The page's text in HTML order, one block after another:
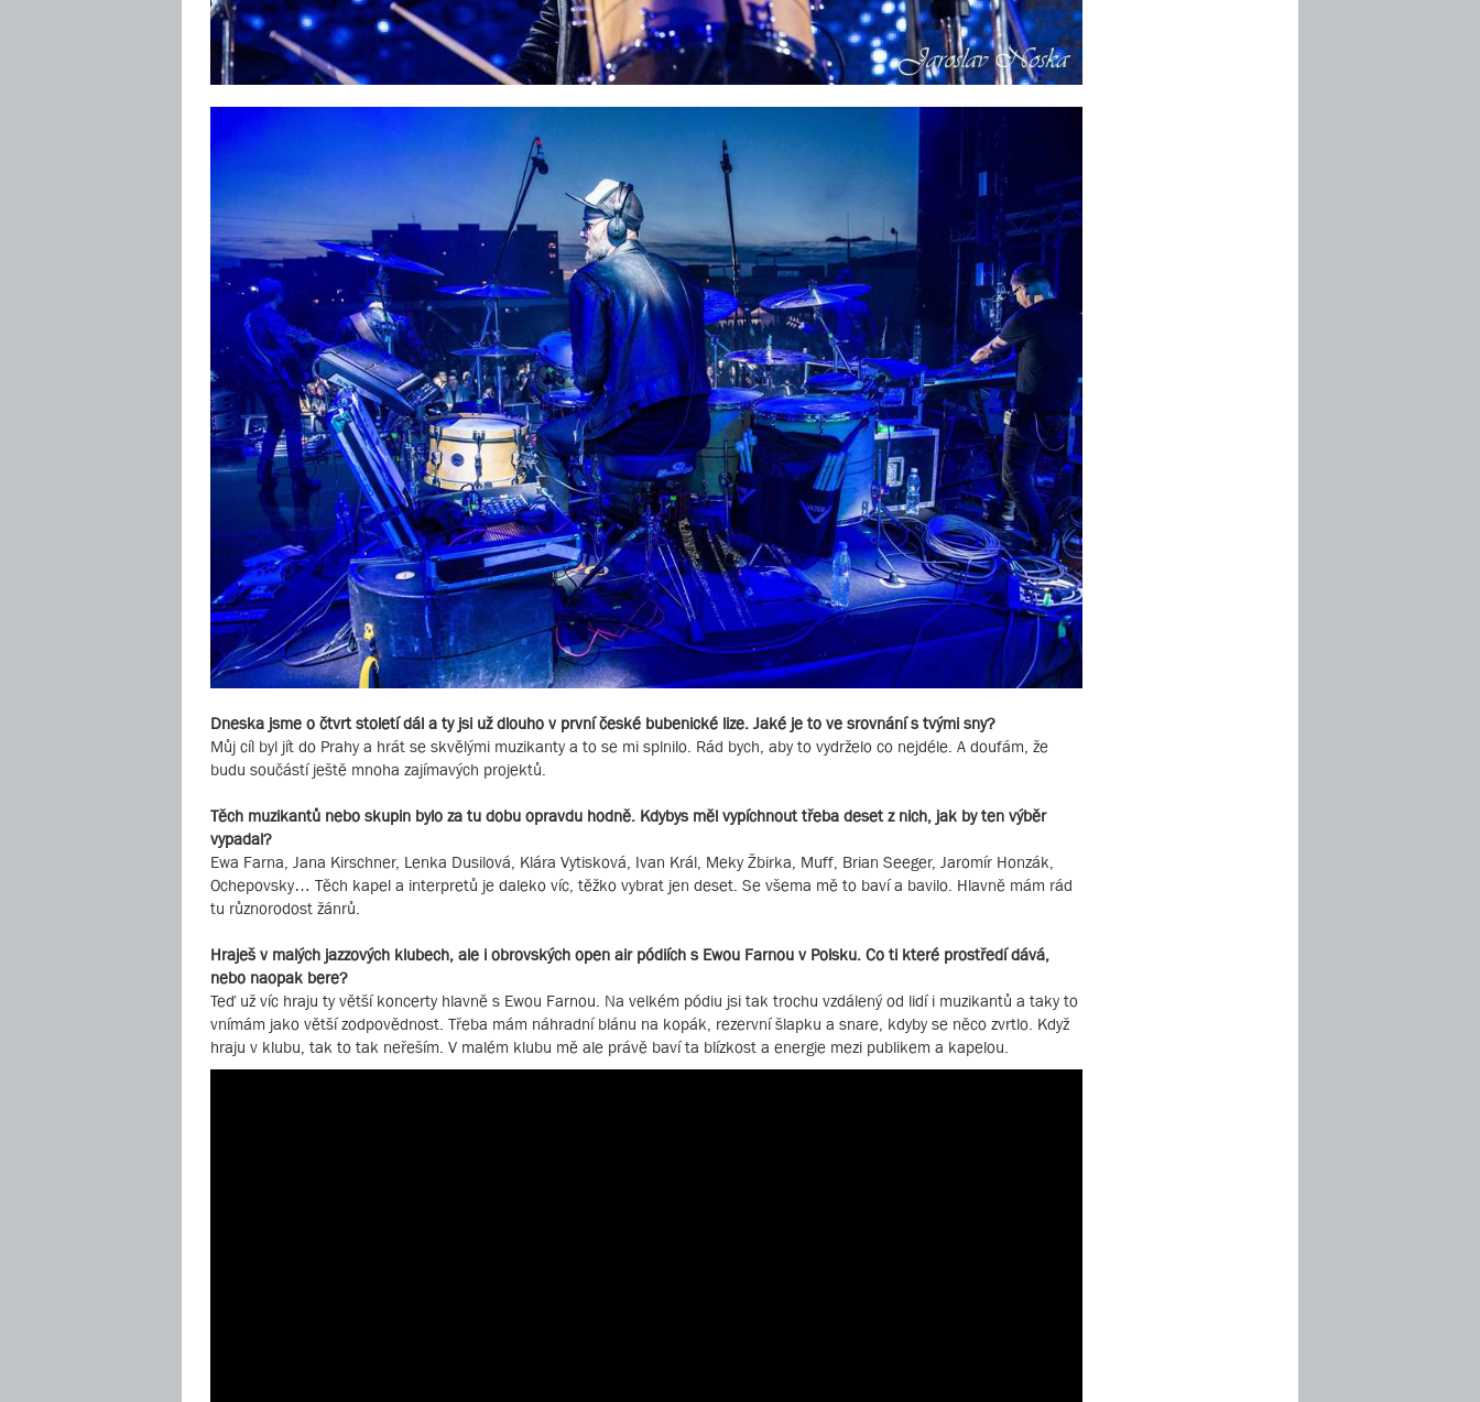
Dneska jsme o čtvrt století dál a ty jsi už dlouho v první české bubenické lize. Jaké je to ve srovnání s tvými sny?
Můj cíl byl jít do Prahy a hrát se skvělými muzikanty a to se mi splnilo. Rád bych, aby to vydrželo co nejdéle. A doufám, že
budu součástí ještě mnoha zajímavých projektů.
Těch muzikantů nebo skupin bylo za tu dobu opravdu hodně. Kdybys měl vypíchnout třeba deset z nich, jak by ten výběr
vypadal?
Ewa Farna, Jana Kirschner, Lenka Dusilová, Klára Vytisková, Ivan Král, Meky Žbirka, Muff, Brian Seeger, Jaromír Honzák,
Ochepovsky… Těch kapel a interpretů je daleko víc, těžko vybrat jen deset. Se všema mě to baví a bavilo. Hlavně mám rád
tu různorodost žánrů.
Hraješ v malých jazzových klubech, ale i obrovských open air pódiích s Ewou Farnou v Polsku. Co ti které prostředí dává,
nebo naopak bere?
Teď už víc hraju ty větší koncerty hlavně s Ewou Farnou. Na velkém pódiu jsi tak trochu vzdálený od lidí i muzikantů a taky to
vnímám jako větší zodpovědnost. Třeba mám náhradní blánu na kopák, rezervní šlapku a snare, kdyby se něco zvrtlo. Když
hraju v klubu, tak to tak neřeším. V malém klubu mě ale právě baví ta blízkost a energie mezi publikem a kapelou.